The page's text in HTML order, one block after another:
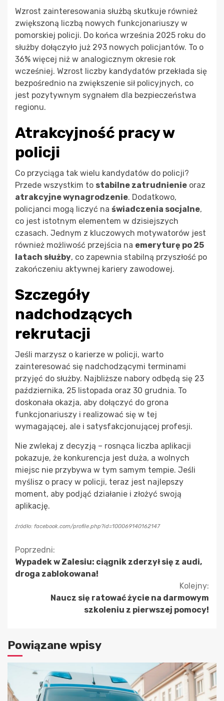
Wzrost zainteresowania służbą skutkuje również
zwiększoną liczbą nowych funkcjonariuszy w
pomorskiej policji. Do końca września 2025 roku do
służby dołączyło już 293 nowych policjantów. To o
36% więcej niż w analogicznym okresie rok
wcześniej. Wzrost liczby kandydatów przekłada się
bezpośrednio na zwiększenie sił policyjnych, co
jest pozytywnym sygnałem dla bezpieczeństwa
regionu.
Atrakcyjność pracy w
policji
Co przyciąga tak wielu kandydatów do policji?
Przede wszystkim to stabilne zatrudnienie oraz
atrakcyjne wynagrodzenie. Dodatkowo,
policjanci mogą liczyć na świadczenia socjalne,
co jest istotnym elementem w dzisiejszych
czasach. Jednym z kluczowych motywatorów jest
również możliwość przejścia na emeryturę po 25
latach służby, co zapewnia stabilną przyszłość po
zakończeniu aktywnej kariery zawodowej.
Szczegóły
nadchodzących
rekrutacji
Jeśli marzysz o karierze w policji, warto
zainteresować się nadchodzącymi terminami
przyjęć do służby. Najbliższe nabory odbędą się 23
października, 25 listopada oraz 30 grudnia. To
doskonała okazja, aby dołączyć do grona
funkcjonariuszy i realizować się w tej
wymagającej, ale i satysfakcjonującej profesji.
Nie zwlekaj z decyzją – rosnąca liczba aplikacji
pokazuje, że konkurencja jest duża, a wolnych
miejsc nie przybywa w tym samym tempie. Jeśli
myślisz o pracy w policji, teraz jest najlepszy
moment, aby podjąć działanie i złożyć swoją
aplikację.
źródło: facebook.com/profile.php?id=100069140162147
Kontynuuj
czytanie
Poprzedni:
Wypadek w Zalesiu: ciągnik zderzył się z audi,
droga zablokowana!
Kolejny:
Naucz się ratować życie na darmowym
szkoleniu z pierwszej pomocy!
Powiązane wpisy